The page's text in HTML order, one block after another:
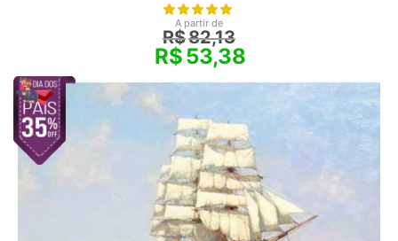
A partir de
R$82,13
R$53,38